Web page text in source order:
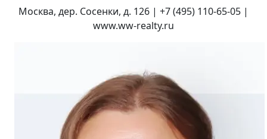
Москва, дер. Сосенки, д. 126 | +7 (495) 110-65-05 |
www.ww-realty.ru